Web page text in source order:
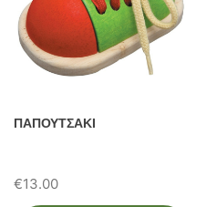
ΠΑΠΟΥΤΣΑΚΙ
€13.00